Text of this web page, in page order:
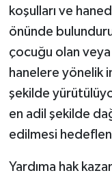
koşulları ve
önünde
çocuğu olan veya
hanelere yönelik
şekilde
en adil şekilde
edilmesi
Yardıma hak